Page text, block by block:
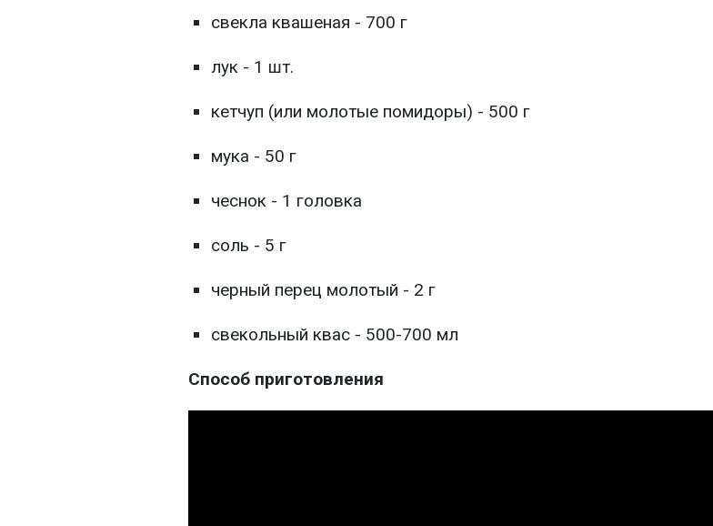
свекла квашеная - 700 г
лук - 1 шт.
кетчуп (или молотые помидоры) - 500 г
мука - 50 г
чеснок - 1 головка
соль - 5 г
черный перец молотый - 2 г
свекольный квас - 500-700 мл
Способ приготовления